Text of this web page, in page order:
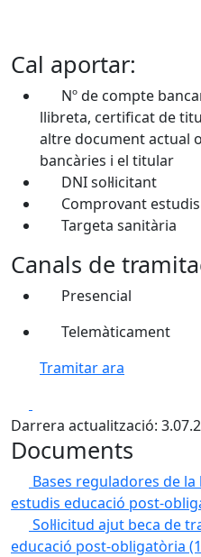
Cal aportar:
Nº de compte
llibreta, certificat de
altre document actual
bancàries i el titular
DNI sol·licitant
Comprovant
Targeta sanitària
Canals de
Presencial
Telemàticament
Tramitar ara
Darrera actualització:
Documents
Bases reguladores de
estudis educació post-
Sol·licitud ajut beca de
educació post-obligatòria